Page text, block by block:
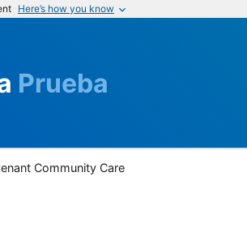
Here’s how you know
Prueba
Community Care